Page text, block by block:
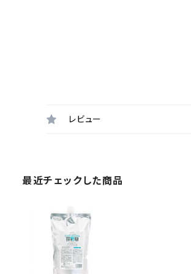
レビュー
最近チェックした商品